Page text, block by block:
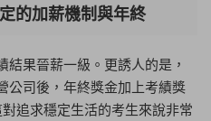
定的加薪機制與年終
果晉薪一級。更誘人的是，
公司後，年終獎金加上考績獎
追求穩定生活的考生來說非常